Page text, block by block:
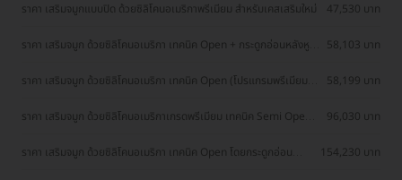
ราคา เสริมจมูกแบบปิด ด้วยซิลิโคนอเมริกาพรีเมียม สำหรับเคสเสริมใหม่ 47,530 บาท
ราคา เสริมจมูก ด้วยซิลิโคนอเมริกา เทคนิค Open + กระดูกอ่อนหลังหู
58,103 บาท
ราคา เสริมจมูก ด้วยซิลิโคนอเมริกา เทคนิค Open (โปรแกรมพรีเมียม)
58,199 บาท
ราคา เสริมจมูก ด้วยซิลิโคนอเมริกาเกรดพรีเมียม เทคนิค Semi Open
96,030 บาท
ราคา เสริมจมูก ด้วยซิลิโคนอเมริกา เทคนิค Open โดยกระดูกอ่อน
154,230 บาท